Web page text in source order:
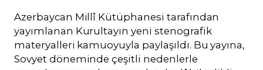
Azerbaycan Millî Kütüphanesi tarafından
yayımlanan Kurultayın yeni stenografik
materyalleri kamuoyuyla paylaşıldı. Bu yayına,
Sovyet döneminde çeşitli nedenlerle